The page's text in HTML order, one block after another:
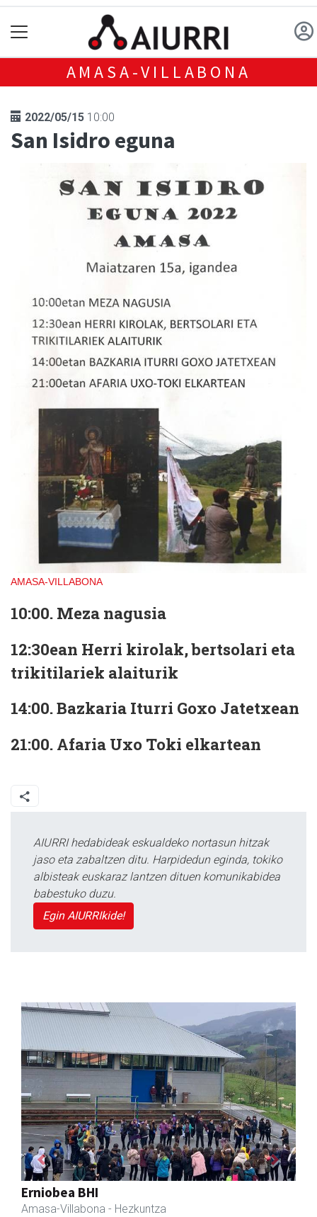
AMASA-VILLABONA
2022/05/15 10:00
San Isidro eguna
AMASA-VILLABONA
10:00. Meza nagusia
12:30ean Herri kirolak, bertsolari eta
trikitilariek alaiturik
14:00. Bazkaria Iturri Goxo Jatetxean
21:00. Afaria Uxo Toki elkartean
AIURRI hedabideak eskualdeko nortasun hitzak
jaso eta zabaltzen ditu. Harpidedun eginda, tokiko
albisteak euskaraz lantzen dituen komunikabidea
babestuko duzu.
Egin AIURRIkide!
Amasa-Villabonako Udala
Amasa-Villabona - Udaletxeak
Previous Next